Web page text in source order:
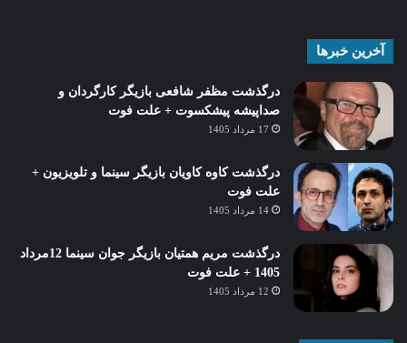
آخرین خبرها
درگذشت مظفر شافعی بازیگر کارگردان و
صداپیشه پیشکسوت + علت فوت
17 مرداد 1405
درگذشت کاوه کاویان بازیگر سینما و تلویزیون +
علت فوت
14 مرداد 1405
درگذشت مریم همتیان بازیگر جوان سینما 12مرداد
1405 + علت فوت
12 مرداد 1405